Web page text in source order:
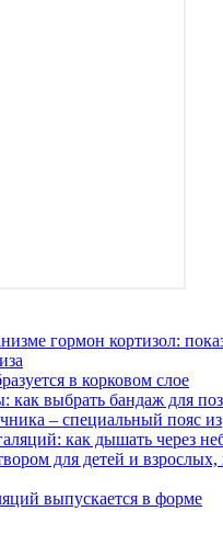
в корковом слое
– специальный пояс из
выпускается в форме